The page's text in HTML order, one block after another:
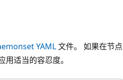
YAML文件。 如果在节点
适当的容忍度。